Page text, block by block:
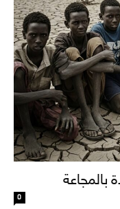
بالمجاعة
0